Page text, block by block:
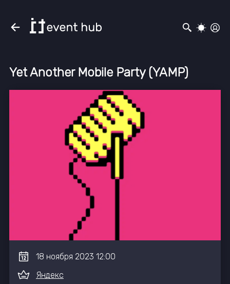
Yet Another Mobile Party (YAMP)
18 ноября 2023 12:00
Яндекс